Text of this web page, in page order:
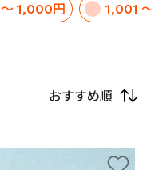
～ 1,000円 1,001
おすすめ順